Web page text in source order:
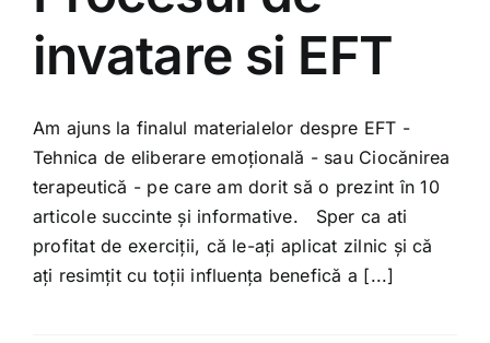
Shop
Tratamente naturale
Iubim fructele
invatare si EFT
Am ajuns la finalul materialelor despre EFT -
Tehnica de eliberare emoțională - sau Ciocănirea
terapeutică - pe care am dorit să o prezint în 10
articole succinte și informative. Sper ca ati
profitat de exerciții, că le-ați aplicat zilnic și că
ați resimțit cu toții influența benefică a [...]